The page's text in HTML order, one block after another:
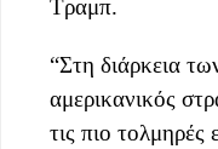
Τραμπ.
“Στη διάρκεια
αμερικανικός
τις πιο τολμηρές